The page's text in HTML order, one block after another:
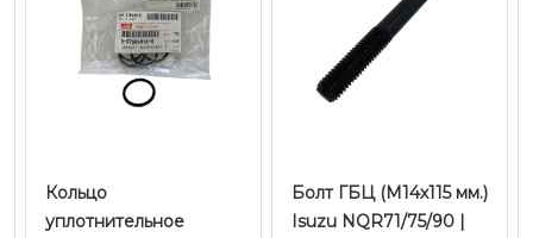
Кольцо
уплотнительное
​​​​​​​Болт ГБЦ (М14х115 мм.)
Isuzu NQR71/75/90 |